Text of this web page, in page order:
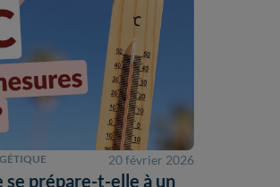
20 février 2026
se prépare-t-elle à un